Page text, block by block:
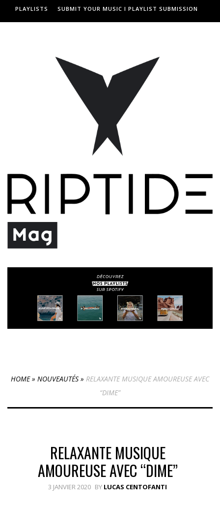
PLAYLISTS SUBMIT YOUR MUSIC I PLAYLIST SUBMISSION
HOME» NOUVEAUTÉS » RELAXANTE MUSIQUE AMOUREUSE AVEC
“DIME”
RELAXANTE MUSIQUE
AMOUREUSE AVEC “DIME”
3 JANVIER 2020 BY LUCAS CENTOFANTI